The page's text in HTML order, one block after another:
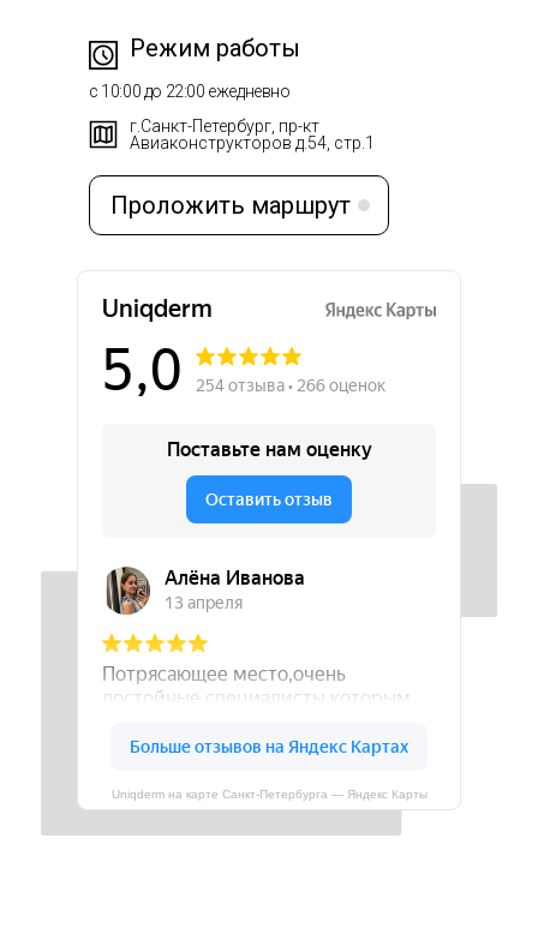
с 10:00 до 22:00 ежедневно
Проложить маршрут
г.Санкт-Петербург, пр-кт
Авиаконструкторов д.54, стр.1
Uniqderm на карте Санкт‑Петербурга — Яндекс Карты
Режим работы